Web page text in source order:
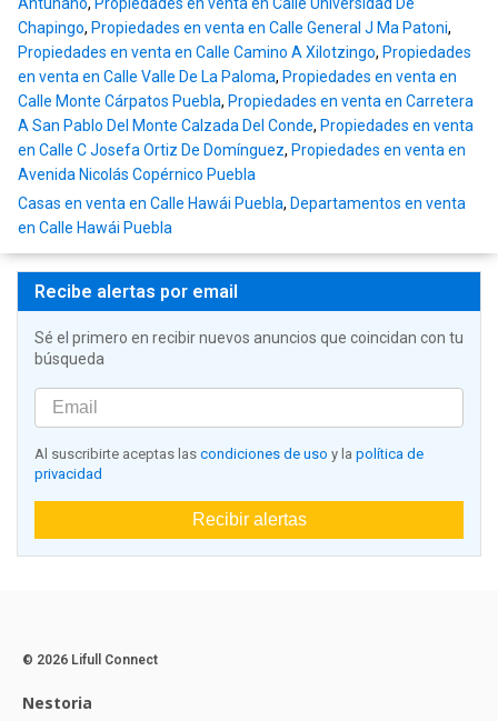
Antuñano, Propiedades en venta en Calle Universidad De
Chapingo, Propiedades en venta en Calle General J Ma Patoni,
Propiedades en venta en Calle Camino A Xilotzingo, Propiedades
en venta en Calle Valle De La Paloma, Propiedades en venta en
Calle Monte Cárpatos Puebla, Propiedades en venta en Carretera
A San Pablo Del Monte Calzada Del Conde, Propiedades en venta
en Calle C Josefa Ortiz De Domínguez, Propiedades en venta en
Avenida Nicolás Copérnico Puebla
Casas en venta en Calle Hawái Puebla, Departamentos en venta
en Calle Hawái Puebla
Recibe alertas por email
Sé el primero en recibir nuevos anuncios que coincidan con tu
búsqueda
Al suscribirte aceptas las condiciones de uso y la política de
privacidad
Recibir alertas
© 2026 Lifull Connect
Nestoria